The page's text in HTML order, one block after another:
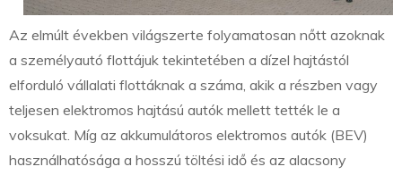
Az elmúlt években világszerte folyamatosan nőtt azoknak
a személyautó flottájuk tekintetében a dízel hajtástól
elforduló vállalati flottáknak a száma, akik a részben vagy
teljesen elektromos hajtású autók mellett tették le a
voksukat. Míg az akkumulátoros elektromos autók (BEV)
használhatósága a hosszú töltési idő és az alacsony